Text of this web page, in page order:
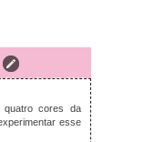
feira, julho 15, 2016
cores da
esse